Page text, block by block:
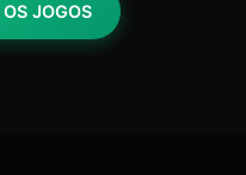
JOGOS